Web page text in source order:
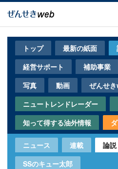
メ
トップ 最新の紙面
経営サポート
補助事業
写真
動画
ぜんせ
ニュートレンドレーダー
知って得する油外情報
ニュース 連載
論
SSのキュー太郎